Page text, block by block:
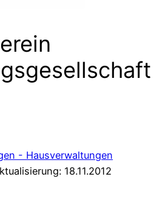
- Hausverwaltungen
18.11.2012